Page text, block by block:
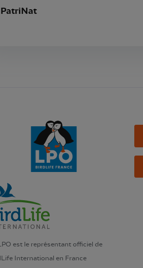
PatriNat
est le représentant officiel de
International en France